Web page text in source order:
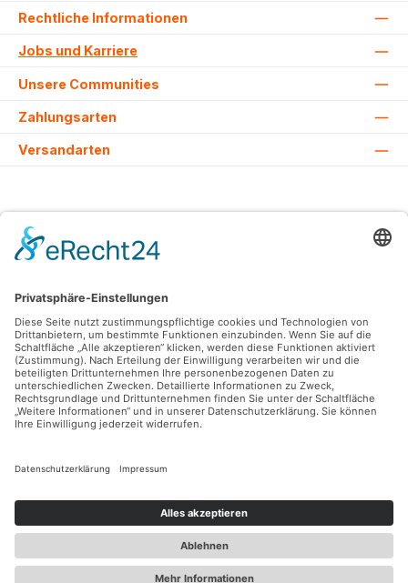
Rechtliche Informationen
Jobs und Karriere
Unsere Communities
Zahlungsarten
Versandarten
Alle Preise inkl. gesetzl. Mehrwertsteuer zzgl.
und ggf.
Nachnahmegebühren, wenn nicht anders angegeben.
© 2026 Lovehurts Bikes - Alle Rechte vorbehalten. Theme by